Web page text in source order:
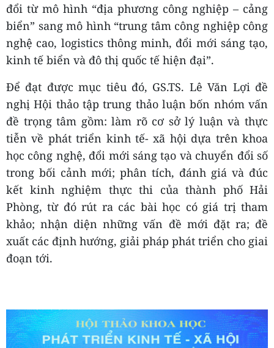
đổi từ mô hình “địa phương công nghiệp – cảng
biển” sang mô hình “trung tâm công nghiệp công
nghệ cao, logistics thông minh, đổi mới sáng tạo,
kinh tế biển và đô thị quốc tế hiện đại”.
Để đạt được mục tiêu đó, GS.TS. Lê Văn Lợi đề
nghị Hội thảo tập trung thảo luận bốn nhóm vấn
đề trọng tâm gồm: làm rõ cơ sở lý luận và thực
tiễn về phát triển kinh tế- xã hội dựa trên khoa
học công nghệ, đổi mới sáng tạo và chuyển đổi số
trong bối cảnh mới; phân tích, đánh giá và đúc
kết kinh nghiệm thực thi của thành phố Hải
Phòng, từ đó rút ra các bài học có giá trị tham
khảo; nhận diện những vấn đề mới đặt ra; đề
xuất các định hướng, giải pháp phát triển cho giai
đoạn tới.